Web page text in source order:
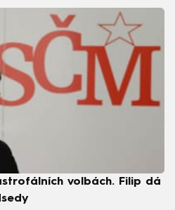
volbách. Filip dá